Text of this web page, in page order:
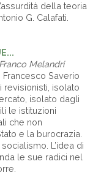
della teoria
G. Calafati.
Franco Melandri
Francesco Saverio
revisionisti, isolato
isolato dagli
le istituzioni
che non
e la burocrazia.
L’idea di
le sue radici nel